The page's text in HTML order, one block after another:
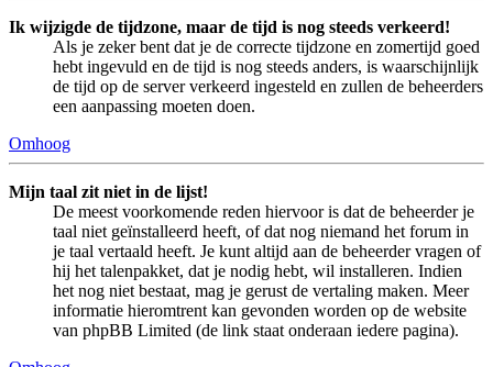
Ik wijzigde de tijdzone, maar de tijd is nog steeds verkeerd!
Als je zeker bent dat je de correcte tijdzone en zomertijd goed
hebt ingevuld en de tijd is nog steeds anders, is waarschijnlijk
de tijd op de server verkeerd ingesteld en zullen de beheerders
een aanpassing moeten doen.
Omhoog
Mijn taal zit niet in de lijst!
De meest voorkomende reden hiervoor is dat de beheerder je
taal niet geïnstalleerd heeft, of dat nog niemand het forum in
je taal vertaald heeft. Je kunt altijd aan de beheerder vragen of
hij het talenpakket, dat je nodig hebt, wil installeren. Indien
het nog niet bestaat, mag je gerust de vertaling maken. Meer
informatie hieromtrent kan gevonden worden op de website
van phpBB Limited (de link staat onderaan iedere pagina).